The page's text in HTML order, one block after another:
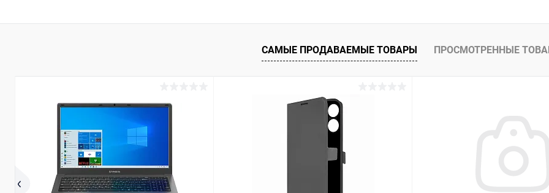
К сравнению К сравнению
В избранное В наличии
САМЫЕ ПРОДАВАЕМЫЕ ТОВАРЫ ПРОСМОТРЕННЫЕ